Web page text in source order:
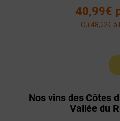
40,99€
Ou 48,22€ à
Nos vins des Côtes
Vallée du